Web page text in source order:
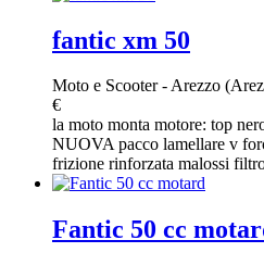
fantic xm 50
Moto e Scooter-Arezzo
€
la moto monta motore: top
NUOVA pacco lamellare v
frizione rinforzata malossi
Fantic 50 cc